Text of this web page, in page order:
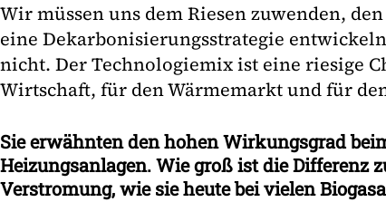
Wir müssen uns dem Riesen zuwenden,
eine Dekarbonisierungsstrategie
nicht. Der Technologiemix ist eine riesige
Wirtschaft, für den Wärmemarkt und für
Sie erwähnten den hohen Wirkungsgrad
Heizungsanlagen. Wie groß ist die Differenz
Verstromung, wie sie heute bei vielen